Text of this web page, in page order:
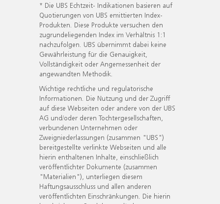
* Die UBS Echtzeit- Indikationen basieren auf
Quotierungen von UBS emittierten Index-
Produkten. Diese Produkte versuchen den
zugrundeliegenden Index im Verhältnis 1:1
nachzufolgen. UBS übernimmt dabei keine
Gewährleistung für die Genauigkeit,
Vollständigkeit oder Angemessenheit der
angewandten Methodik.
Wichtige rechtliche und regulatorische
Informationen. Die Nutzung und der Zugriff
auf diese Webseiten oder andere von der UBS
AG und/oder deren Tochtergesellschaften,
verbundenen Unternehmen oder
Zweigniederlassungen (zusammen "UBS")
bereitgestellte verlinkte Webseiten und alle
hierin enthaltenen Inhalte, einschließlich
veröffentlichter Dokumente (zusammen
"Materialien"), unterliegen diesem
Haftungsausschluss und allen anderen
veröffentlichten Einschränkungen. Die hierin